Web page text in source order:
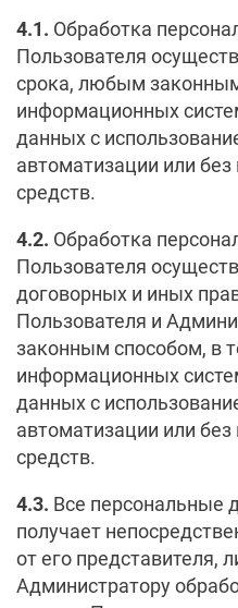
4.1. Обработка
Пользователя
срока, любым
информационных
данных с
автоматизации или
средств.
4.2. Обработка
Пользователя
договорных и иных
Пользователя и
законным способом, в
информационных
данных с
автоматизации или
средств.
4.3. Все персональные
получает
от его представителя,
Администратору